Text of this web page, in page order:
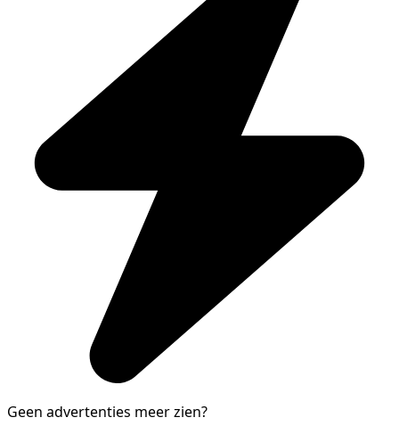
Geen advertenties meer zien?